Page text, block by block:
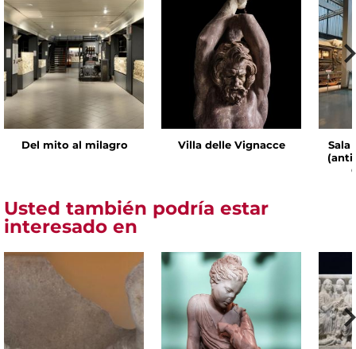
Del mito al milagro Villa delle Vignacce
Sala
Usted también podría estar
interesado en